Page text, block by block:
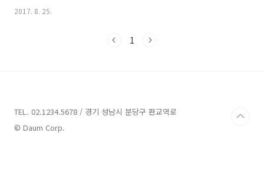
해보려고 합니다.Quartz란?Quartz Scheduler 는 거의 모든 Java 응
이브러리입니다.저에게는 다소 생소했던 라이브러리였습니다. 그래서
2017. 8. 25.
1
TEL. 02.1234.5678 / 경기 성남시 분당구 판교역로
© Daum Corp.